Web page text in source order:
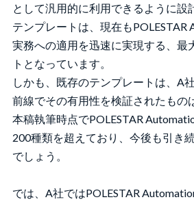
として汎用的に利用できるように設
テンプレートは、現在もPOLESTAR
実務への適用を迅速に実現する、最
トとなっています。
しかも、既存のテンプレートは、A
前線でその有用性を検証されたもの
本稿執筆時点でPOLESTAR
200種類を超えており、今後も引き
でしょう。
では、A社ではPOLESTAR